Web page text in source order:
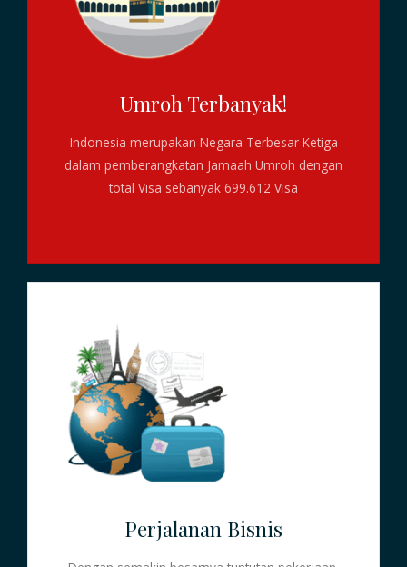
Umroh Terbanyak!
Indonesia merupakan Negara Terbesar Ketiga
dalam pemberangkatan Jamaah Umroh dengan
total Visa sebanyak 699.612 Visa
Perjalanan Bisnis